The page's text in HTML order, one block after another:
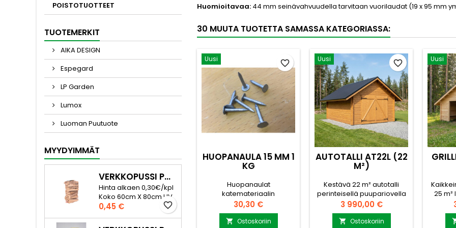
POISTOTUOTTEET
TUOTEMERKIT
AIKA DESIGN
Espegard
LP Garden
Lumox
Luoman Puutuote
MYYDYIMMÄT
VERKKOPUSSI POLTTOPUILLE 60L
Hinta alkaen 0,30€/kpl
Koko 60cm X 80cm UV
suojattu Säkkiin mahtuu
Hinta
0,45 € favorite_border
Huomioitavaa: 44 mm seinävahvuudella tarvitaan vuorilaudat (19 x 95 mm
30 MUUTA TUOTETTA SAMASSA KATEGORIASSA:
Uusi
HUOPANAULA 15 MM 1
KG
Huopanaulat
katemateriaalin
kiinnittämiseen – n. 1350
naulaa kilossa - Pituus: 15
mm- Paino: 1 kg- Nauloja n.
Hinta
30,30 €
 Ostoskoriin
favorite_border Uusi
AUTOTALLI AT22L (22
M²)
Kestävä 22 m² autotalli
perinteisellä puupariovella
– suomalaista hirsityötä
parhaimmillaan- Pohjan
ala: 22 m²- Mitat: 5420 mm
Hinta
3 990,00 €
 Ostoskoriin
favorite_border Uusi
25
isolle
ala: 25
mm x